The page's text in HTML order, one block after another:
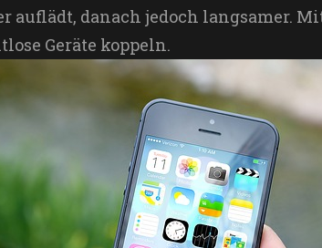
auflädt, danach jedoch langsamer.
Geräte koppeln.